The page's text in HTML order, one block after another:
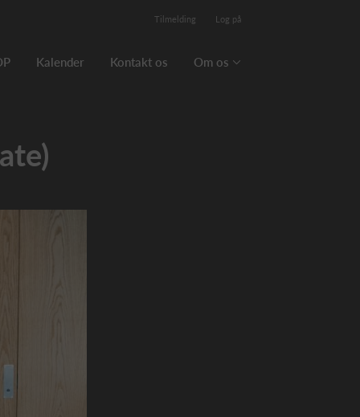
Tilmelding Log på
Kalender Kontakt os Om os